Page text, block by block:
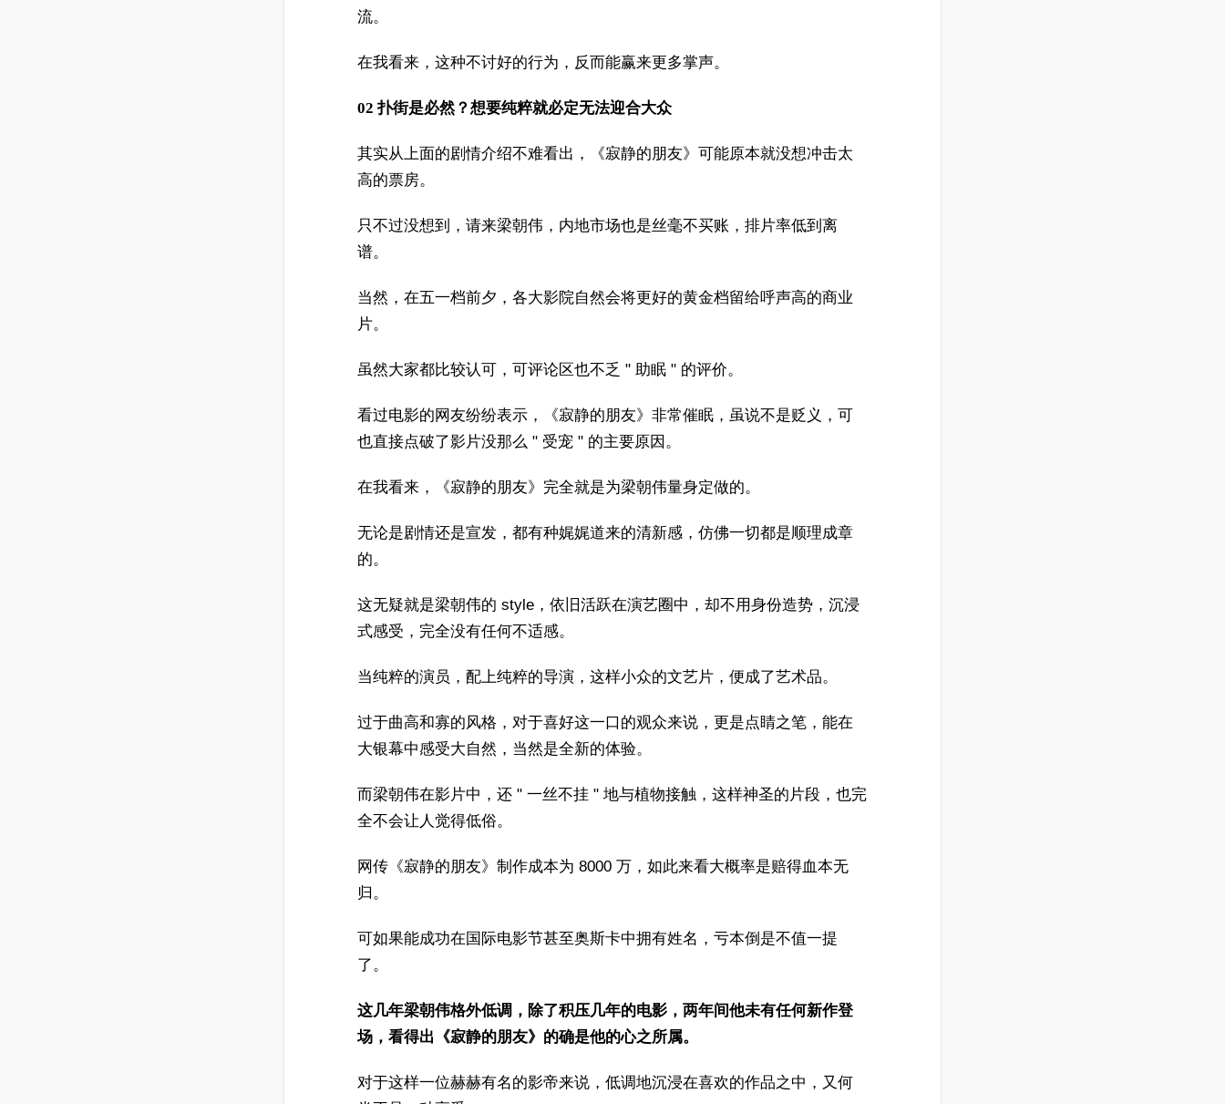
流。
在我看来，这种不讨好的行为，反而能赢来更多掌声。
02 扑街是必然？想要纯粹就必定无法迎合大众
其实从上面的剧情介绍不难看出，《寂静的朋友》可能原本就没想冲击太
高的票房。
只不过没想到，请来梁朝伟，内地市场也是丝毫不买账，排片率低到离
谱。
当然，在五一档前夕，各大影院自然会将更好的黄金档留给呼声高的商业
片。
虽然大家都比较认可，可评论区也不乏 " 助眠 " 的评价。
看过电影的网友纷纷表示，《寂静的朋友》非常催眠，虽说不是贬义，可
也直接点破了影片没那么 " 受宠 " 的主要原因。
在我看来，《寂静的朋友》完全就是为梁朝伟量身定做的。
无论是剧情还是宣发，都有种娓娓道来的清新感，仿佛一切都是顺理成章
的。
这无疑就是梁朝伟的 style，依旧活跃在演艺圈中，却不用身份造势，沉浸
式感受，完全没有任何不适感。
当纯粹的演员，配上纯粹的导演，这样小众的文艺片，便成了艺术品。
过于曲高和寡的风格，对于喜好这一口的观众来说，更是点睛之笔，能在
大银幕中感受大自然，当然是全新的体验。
而梁朝伟在影片中，还 " 一丝不挂 " 地与植物接触，这样神圣的片段，也完
全不会让人觉得低俗。
网传《寂静的朋友》制作成本为 8000 万，如此来看大概率是赔得血本无
归。
可如果能成功在国际电影节甚至奥斯卡中拥有姓名，亏本倒是不值一提
了。
这几年梁朝伟格外低调，除了积压几年的电影，两年间他未有任何新作登
场，看得出《寂静的朋友》的确是他的心之所属。
对于这样一位赫赫有名的影帝来说，低调地沉浸在喜欢的作品之中，又何